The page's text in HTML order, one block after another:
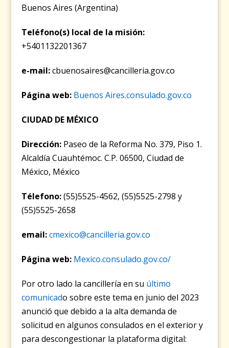
Buenos Aires (Argentina)
Teléfono(s) local de la misión:
+5401132201367
e-mail:cbuenosaires@cancilleria.gov.co
Página web: Buenos Aires.consulado.gov.co
CIUDAD DE MÉXICO
Dirección: Paseo de la Reforma No. 379, Piso 1.
Alcaldía Cuauhtémoc. C.P. 06500, Ciudad de
México, México
Télefono:(55)5525-4562, (55)5525-2798 y
(55)5525-2658
email:cmexico@cancilleria.gov.co
Página web: Mexico.consulado.gov.co/
Por otro lado la cancillería en su último
comunicado sobre este tema en junio del 2023
anunció que debido a la alta demanda de
solicitud en algunos consulados en el exterior y
para descongestionar la plataforma digital: